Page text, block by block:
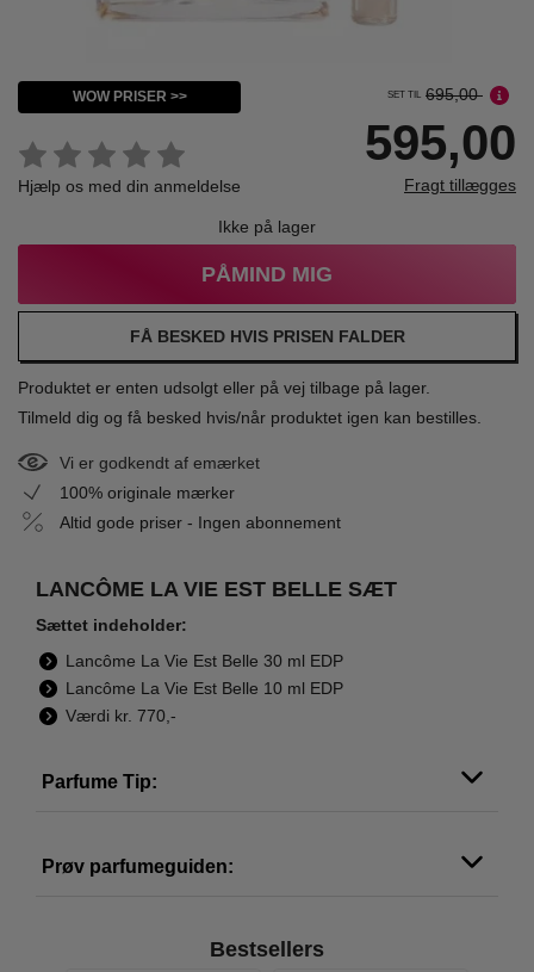
WOW PRISER >>
Hjælp os med din anmeldelse
SET TIL 695,00
595,00
Fragt tillægges
Ikke på lager
PÅMIND MIG
FÅ BESKED HVIS PRISEN FALDER
Produktet er enten udsolgt eller på vej tilbage på lager.
Tilmeld dig og få besked hvis/når produktet igen kan bestilles.
Vi er godkendt af emærket
100% originale mærker
Altid gode priser - Ingen abonnement
LANCÔME LA VIE EST BELLE SÆT
Sættet indeholder:
Lancôme La Vie Est Belle 30 ml EDP
Lancôme La Vie Est Belle 10 ml EDP
Værdi kr. 770,-
Parfume Tip:
Prøv parfumeguiden:
Bestsellers